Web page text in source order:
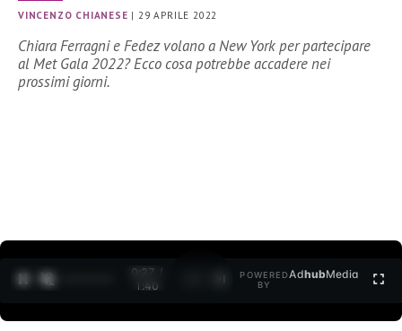
VINCENZO CHIANESE |29 APRILE 2022
Chiara Ferragni e Fedez volano a New York per partecipare
al Met Gala 2022? Ecco cosa potrebbe accadere nei
prossimi giorni.
0:28 /
1:40
POWERED
BY
AdhubMedia